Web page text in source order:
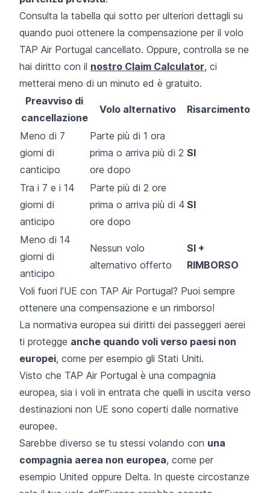
Consulta la tabella qui sotto per ulteriori dettagli su
quando puoi ottenere la compensazione per il volo
TAP Air Portugal cancellato. Oppure, controlla se ne
hai diritto con il nostro Claim Calculator, ci
metterai meno di un minuto ed è gratuito.
Preavviso di
cancellazione
Volo alternativo Risarcimento
Meno di 7
giorni di
canticipo
Parte più di 1 ora
prima o arriva più di 2
ore dopo
SI
Tra i 7 e i 14
giorni di
anticipo
Parte più di 2 ore
prima o arriva più di 4
ore dopo
SI
Meno di 14
giorni di
anticipo
Nessun volo
alternativo offerto
SI +
RIMBORSO
Voli fuori l’UE con TAP Air Portugal? Puoi sempre
ottenere una compensazione e un rimborso!
La normativa europea sui diritti dei passeggeri aerei
ti protegge anche quando voli verso paesi non
europei, come per esempio gli Stati Uniti.
Visto che TAP Air Portugal è una compagnia
europea, sia i voli in entrata che quelli in uscita verso
destinazioni non UE sono coperti dalle normative
europee.
Sarebbe diverso se tu stessi volando con una
compagnia aerea non europea, come per
esempio United oppure Delta. In queste circostanze